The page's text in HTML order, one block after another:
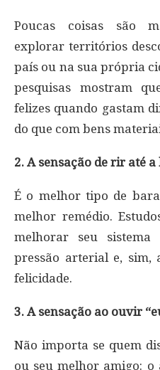
Poucas coisas são
explorar territórios
país ou na sua própria
pesquisas mostram
felizes quando gastam
do que com bens
2. A sensação de rir até
É o melhor tipo de
melhor remédio.
melhorar seu sistema
pressão arterial e, sim,
felicidade.
3. A sensação ao ouvir
Não importa se quem
ou seu melhor amigo: